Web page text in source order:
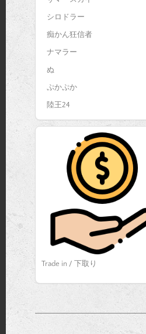
シロドラー
痴かん狂信者
ナマラー
ぬ
ぷかぷか
陸王24
Trade in / 下取り